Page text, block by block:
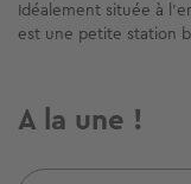
Idéalement située à
est une petite station
A la une !